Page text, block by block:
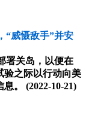
“威慑敌手”并安
署关岛，以便在
验之际以行动向美
。
(2022-10-21)